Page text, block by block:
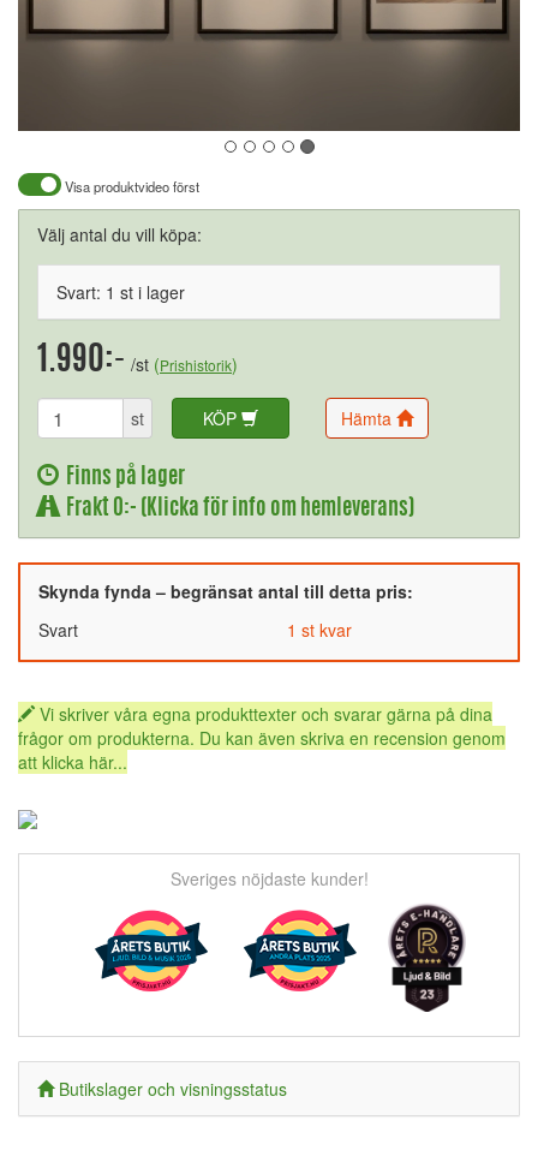
Visa produktvideo först
Välj antal du vill köpa:
Svart: 1 st i lager
1.990:- /st (Prishistorik)
st KÖP Hämta
Finns på lager
Frakt 0:- (Klicka för info om hemleverans)
Skynda fynda – begränsat antal till detta pris:
Svart
1 st kvar
Vi skriver våra egna produkttexter och svarar gärna på dina
frågor om produkterna. Du kan även skriva en recension genom
att klicka här...
Sveriges nöjdaste kunder!
Butikslager och visningsstatus